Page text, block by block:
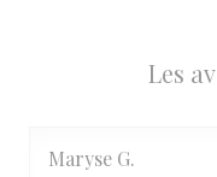
Les
Maryse G